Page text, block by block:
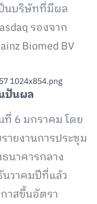
นบริษัทที่มีผล
รองจาก
Biomed BV
ปันผล
ที่ 6 มกราคม โดย
ายงานการประชุม
นาคารกลาง
นวาคมปีที่แล้ว
าสขึ้นอัตรา